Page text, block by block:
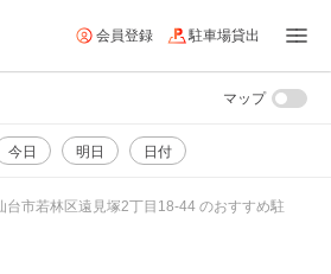
会員登録 駐車場貸出
今日 明日 日付
マップ
台市若林区遠見塚2丁目18-44 のおすすめ駐